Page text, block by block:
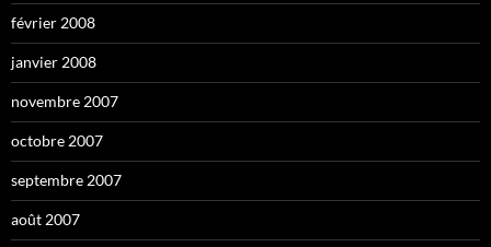
février 2008
janvier 2008
novembre 2007
octobre 2007
septembre 2007
août 2007